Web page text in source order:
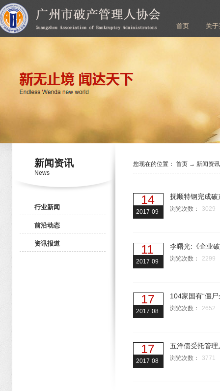
首页 关
新闻资讯
News
行业新闻
前沿动态
资讯报道
您现在的位置： 首页 → 新闻资讯
抚顺特钢完成
2017 09
14
浏览次数： 3029
李曙光:《企业
2017 09
11
浏览次数： 2299
104家国有“僵
2017 08
17
浏览次数： 2652
五洋债受托管
2017 08
17
浏览次数： 3771